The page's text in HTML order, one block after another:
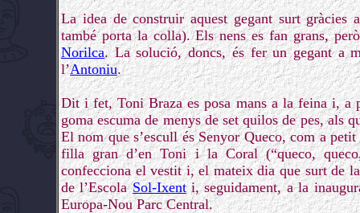
La idea de construir aquest gegant surt gràcies
també porta la colla). Els nens es fan grans,
Norilca. La solució, doncs, és fer un gegant a
l’Antoniu.
Dit i fet, Toni Braza es posa mans a la feina i, a
goma escuma de menys de set quilos de pes, als
El nom que s’escull és Senyor Queco, com a
filla gran d’en Toni i la Coral (“queco,
confecciona el vestit i, el mateix dia que surt de
de l’EscolaSol-Ixenti, seguidament, a la
Europa-Nou Parc Central.